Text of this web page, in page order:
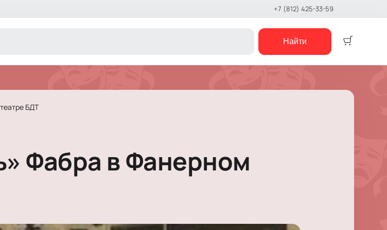
+7 (812) 425-33-59
Инди
Детский квест
Найти
БДТ
Фабра в Фанерном